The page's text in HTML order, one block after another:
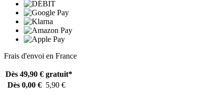
Frais d'envoi en France
Dès 49,90 € gratuit*
Dès 0,00 € 5,90 €